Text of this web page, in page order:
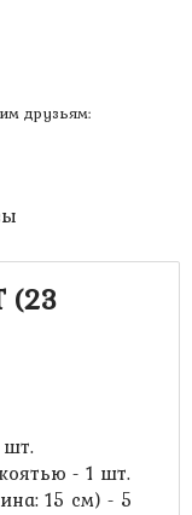
друзьям:
(23
- 1 шт.
15 см) - 5